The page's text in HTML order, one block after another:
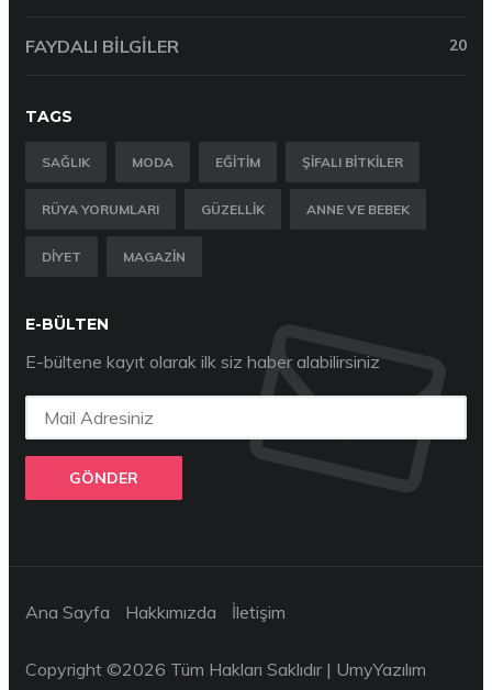
FAYDALI BILGILER 20
TAGS
SAĞLIK MODA EĞITIM ŞIFALI BITKILER
RÜYA YORUMLARI GÜZELLIK ANNE VE BEBEK
DIYET MAGAZIN
E-BÜLTEN
E-bültene kayıt olarak ilk siz haber alabilirsiniz
GÖNDER
Ana Sayfa Hakkımızda İletişim
Copyright ©2026 Tüm Hakları Saklıdır | UmyYazılım